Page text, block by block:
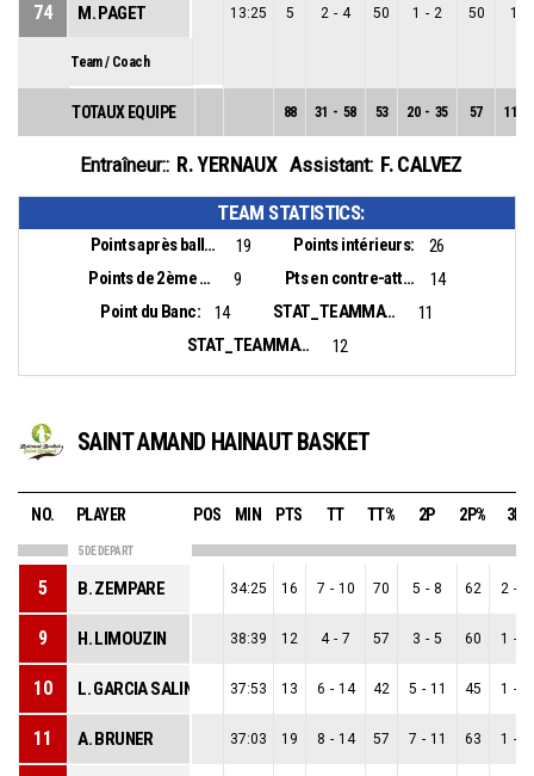
74 M. PAGET 13:25 5 2 - 4 50 1 - 2 50 1
Team / Coach
TOTAUX EQUIPE 88 31 - 58 53 20 - 35 57 11
Entraîneur:: R. YERNAUX Assistant: F. CALVEZ
TEAM STATISTICS:
Points après balles perdues: 19 Points intérieurs:
26
Points de 2ème chance:
9 Pts en contre-attaque:
14
Point du Banc:
14 STAT_TEAMMATCH_BASKETBALL_sBiggestLead_NAME:
11
STAT_TEAMMATCH_BASKETBALL_sBiggestScoringRun_NAME:
12
SAINT AMAND HAINAUT BASKET
NO. PLAYER POS MIN PTS TT TT% 2P 2P% 3P
5 DE DEPART
5 B. ZEMPARE 34:25 16 7 - 10 70 5 - 8 62 2 -
9 H. LIMOUZIN 38:39 12 4 - 7 57 3 - 5 60 1 -
10 L. GARCIA SALINERO 37:53 13 6 - 14 42 5 - 11 45 1 -
11 A. BRUNER 37:03 19 8 - 14 57 7 - 11 63 1 -